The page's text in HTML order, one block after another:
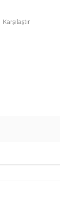
Karşılaştır